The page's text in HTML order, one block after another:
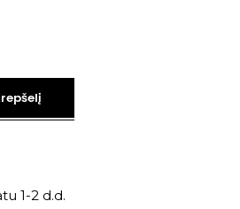
1-2 d.d.